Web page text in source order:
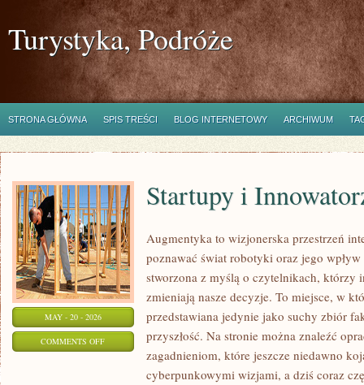
Turystyka, Podróże
STRONA GŁÓWNA SPIS TREŚCI BLOG INTERNETOWY ARCHIWUM
MAY - 20 - 2026
COMMENTS OFFON
Startupy i
Augmentyka to wizjonerska przestrzeń
poznawać świat robotyki oraz jego wpływ
stworzona z myślą o czytelnikach, którzy
zmieniają nasze decyzje. To miejsce, w
przedstawiana jedynie jako suchy zbiór
przyszłość. Na stronie można znaleźć
zagadnieniom, które jeszcze niedawno
cyberpunkowymi wizjami, a dziś coraz